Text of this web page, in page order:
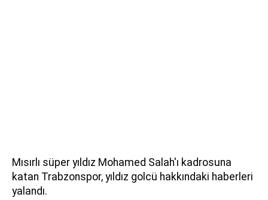
Mısırlı süper yıldız Mohamed Salah'ı kadrosuna
katan Trabzonspor, yıldız golcü hakkındaki haberleri
yalandı.